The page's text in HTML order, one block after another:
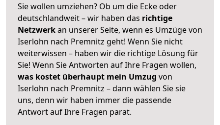
Sie wollen umziehen? Ob um die Ecke oder
deutschlandweit – wir haben das richtige
Netzwerkan unserer Seite, wenn es Umzüge von
Iserlohn nach Premnitz geht! Wenn Sie nicht
weiterwissen – haben wir die richtige Lösung für
Sie! Wenn Sie Antworten auf Ihre Fragen wollen,
was kostet überhaupt mein Umzug von
Iserlohn nach Premnitz – dann wählen Sie sie
uns, denn wir haben immer die passende
Antwort auf Ihre Fragen parat.